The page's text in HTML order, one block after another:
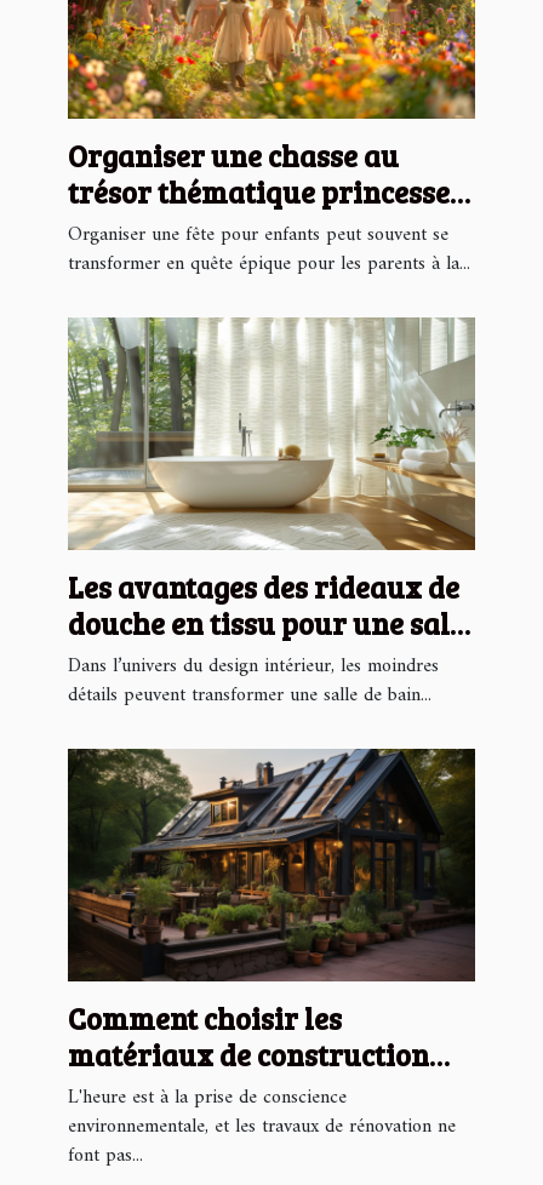
Organiser une chasse au
trésor thématique princesse
pour enfants
Organiser une fête pour enfants peut souvent se
transformer en quête épique pour les parents à la...
Les avantages des rideaux de
douche en tissu pour une salle
de bain moderne
Dans l’univers du design intérieur, les moindres
détails peuvent transformer une salle de bain...
Comment choisir les
matériaux de construction
écologiques pour réduire
l'impact environnemental de
vos travaux de rénovation
L'heure est à la prise de conscience
environnementale, et les travaux de rénovation ne
font pas...